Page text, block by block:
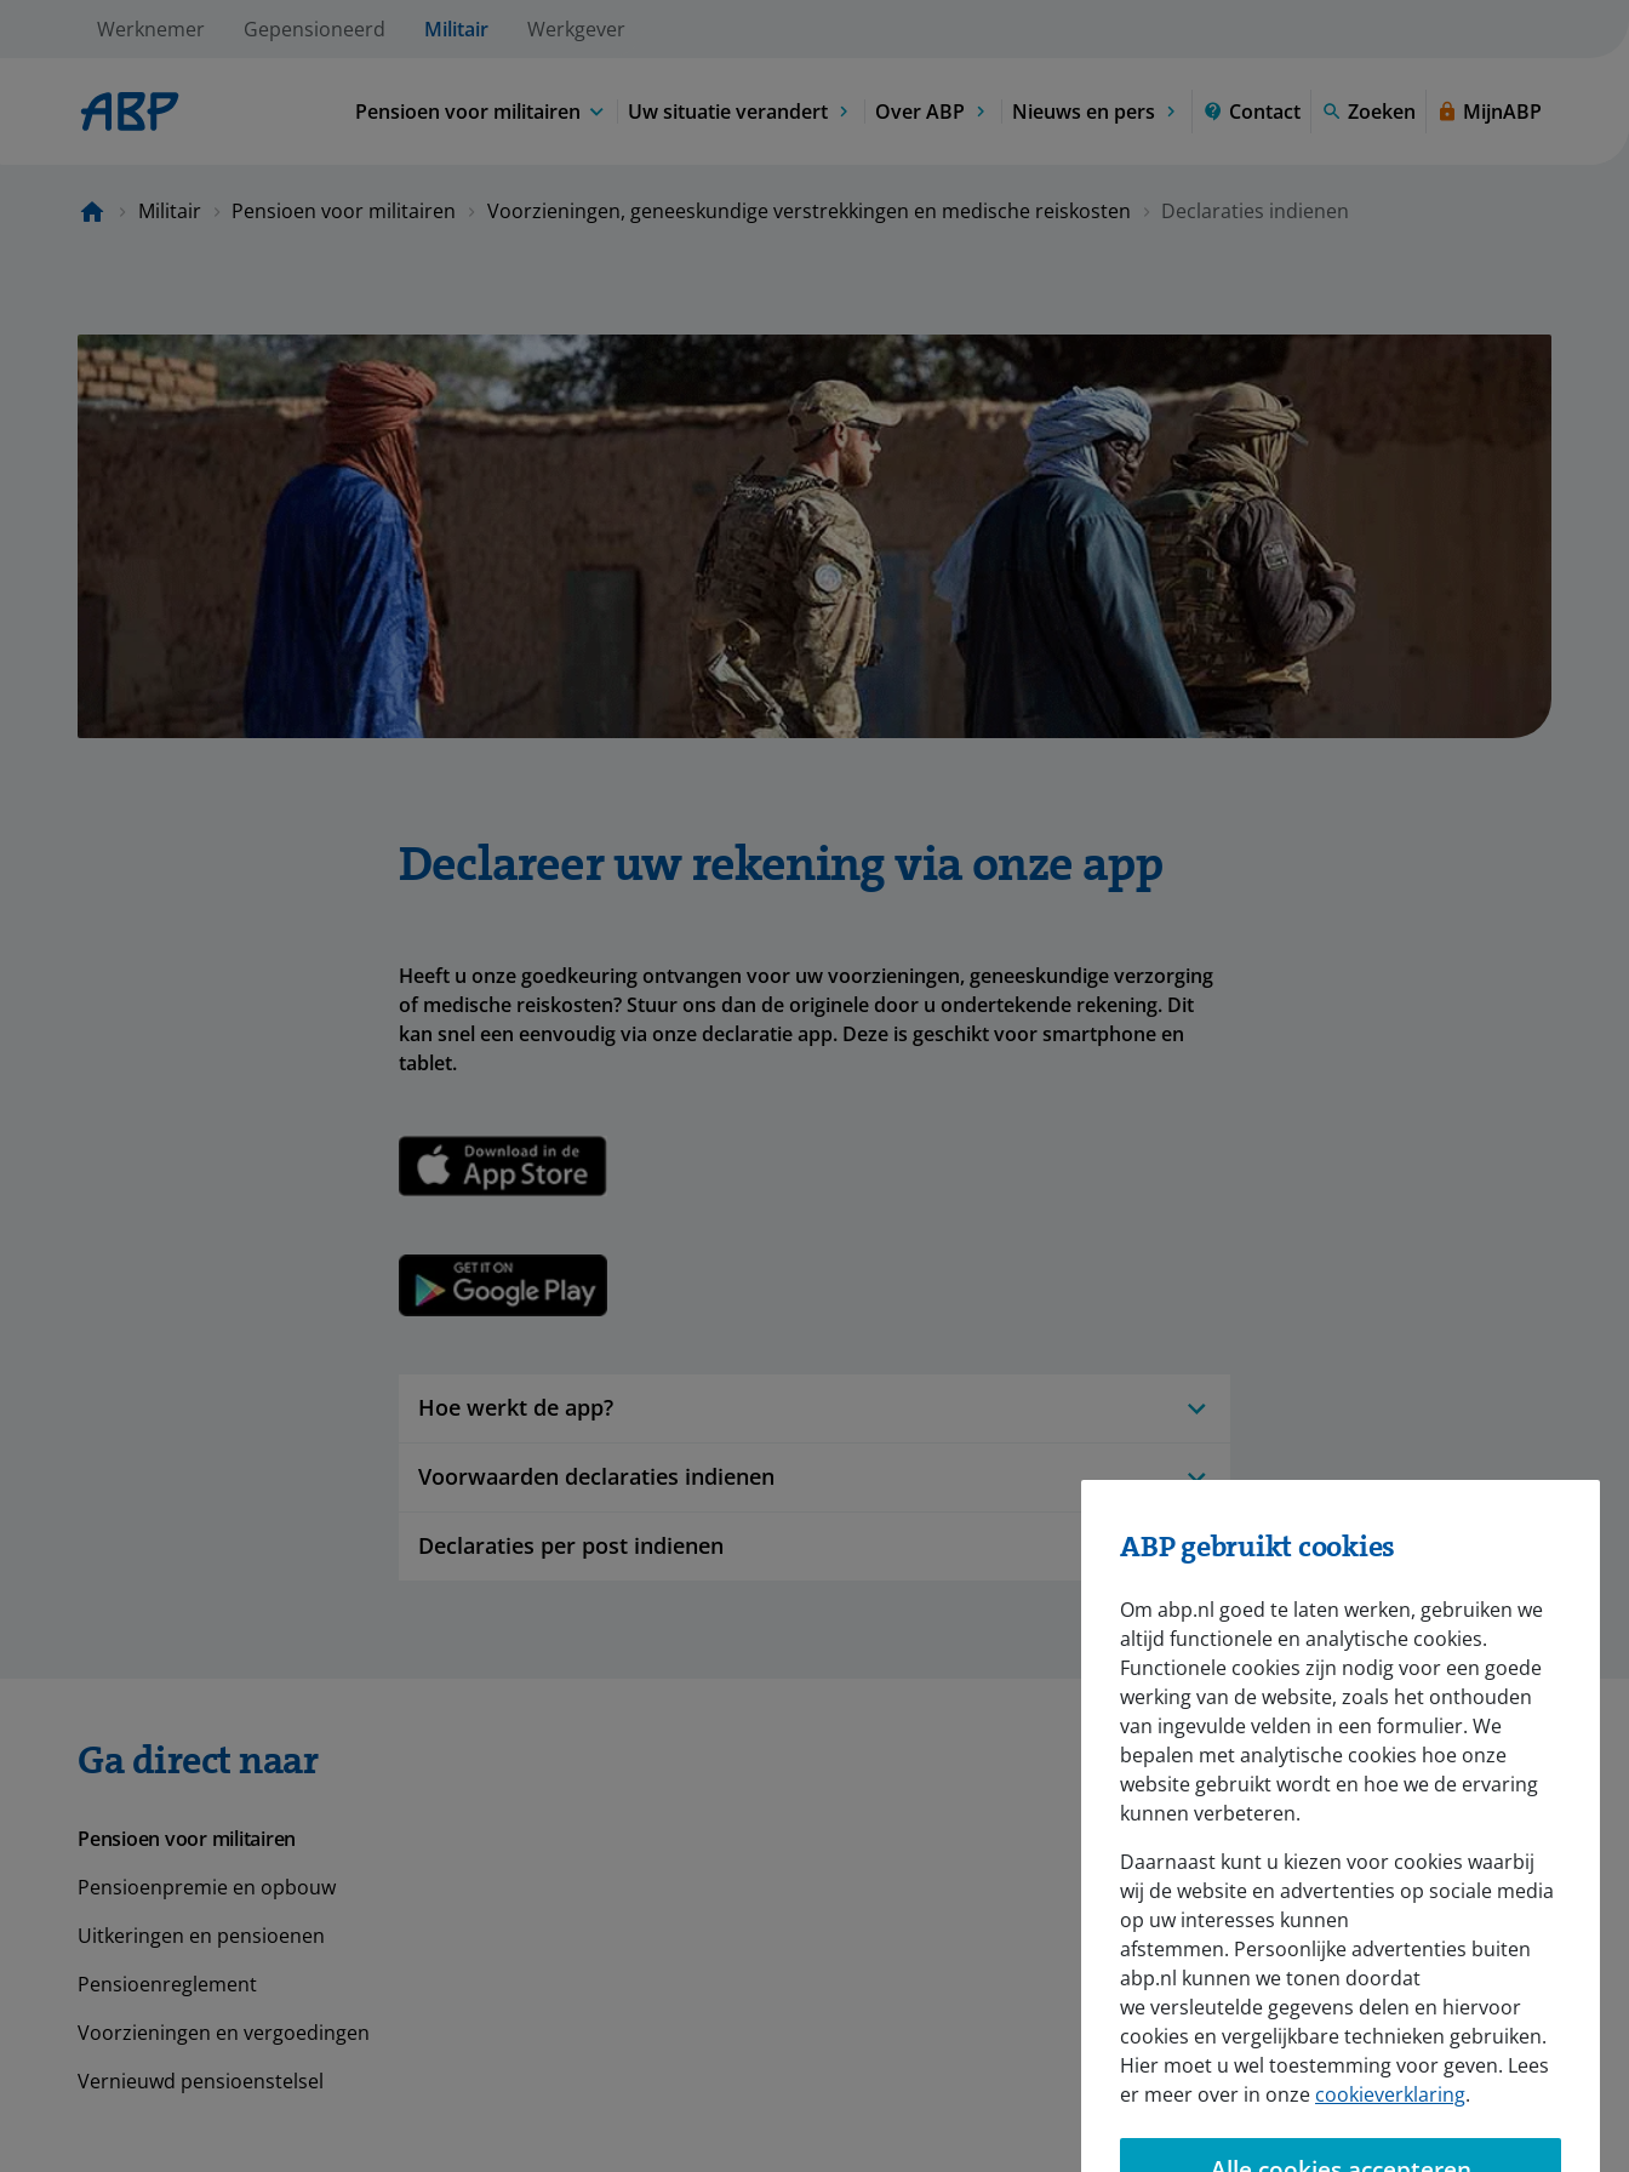
Werknemer Gepensioneerd Militair Werkgever
Pensioen voor militairen Uw situatie verandert Over ABP Nieuws en pers Contact Zoeken MijnABP
Militair Pensioen voor militairen Voorzieningen, geneeskundige verstrekkingen en medische reiskosten Declaraties indienen
Declareer uw rekening via onze app
Heeft u onze goedkeuring ontvangen voor uw voorzieningen, geneeskundige verzorging
of medische reiskosten? Stuur ons dan de originele door u ondertekende rekening. Dit
kan snel een eenvoudig via onze declaratie app. Deze is geschikt voor smartphone en
tablet.
Hoe werkt de app?
Voorwaarden declaraties indienen
Declaraties per post indienen
Ga direct naar
Pensioen voor militairen
Pensioenpremie en opbouw
Uitkeringen en pensioenen
Pensioenreglement
Voorzieningen en vergoedingen
Vernieuwd pensioenstelsel
ABP gebruikt cookies
Om abp.nl goed te laten werken, gebruiken we
altijd functionele en analytische cookies.
Functionele cookies zijn nodig voor een goede
werking van de website, zoals het onthouden
van ingevulde velden in een formulier. We
bepalen met analytische cookies hoe onze
website gebruikt wordt en hoe we de ervaring
kunnen verbeteren.
Daarnaast kunt u kiezen voor cookies waarbij
wij de website en advertenties op sociale media
op uw interesses kunnen
afstemmen. Persoonlijke advertenties buiten
abp.nl kunnen we tonen doordat
we versleutelde gegevens delen en hiervoor
cookies en vergelijkbare technieken gebruiken.
Hier moet u wel toestemming voor geven. Lees
er meer over in onze cookieverklaring.